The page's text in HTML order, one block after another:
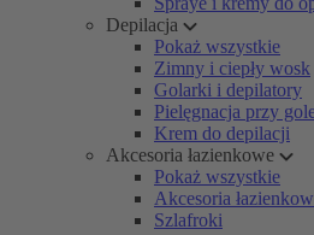
Depilacja
Pokaż wszystkie
Zimny i ciepły wosk
Golarki i depilatory
Pielęgnacja przy
Krem do depilacji
Akcesoria łazienkowe
Pokaż wszystkie
Akcesoria
Szlafroki